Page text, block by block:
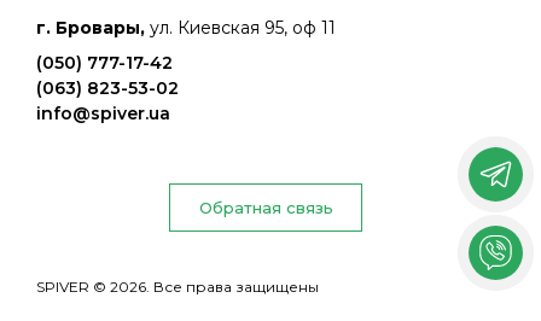
г. Бровары, ул. Киевская 95, оф 11
(050) 777-17-42
(063) 823-53-02
info@spiver.ua
SPIVER © 2026. Все права защищены
Обратная связь